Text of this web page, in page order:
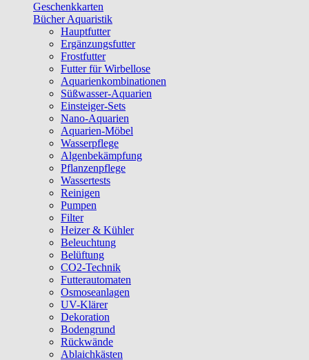
Geschenkkarten
Bücher Aquaristik
Hauptfutter
Ergänzungsfutter
Frostfutter
Futter für Wirbellose
Aquarienkombinationen
Süßwasser-Aquarien
Einsteiger-Sets
Nano-Aquarien
Aquarien-Möbel
Wasserpflege
Algenbekämpfung
Pflanzenpflege
Wassertests
Reinigen
Pumpen
Filter
Heizer & Kühler
Beleuchtung
Belüftung
CO2-Technik
Futterautomaten
Osmoseanlagen
UV-Klärer
Dekoration
Bodengrund
Rückwände
Ablaichkästen